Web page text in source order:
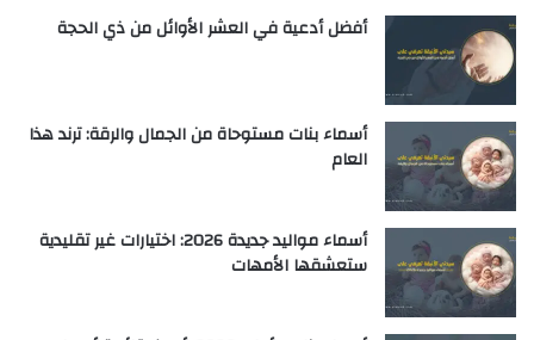
أفضل أدعية في العشر الأوائل من ذي الحجة
أسماء بنات مستوحاة من الجمال والرقة: ترند هذا
العام
أسماء مواليد جديدة 2026: اختيارات غير تقليدية
ستعشقها الأمهات